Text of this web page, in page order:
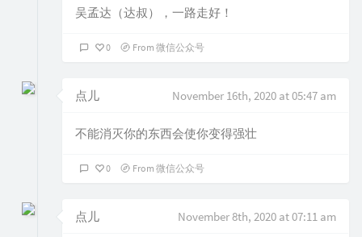
吴孟达（达叔），一路走好！
0 From 微信公众号
点儿 November 16th, 2020 at 05:47 am
不能消灭你的东西会使你变得强壮
0 From 微信公众号
点儿 November 8th, 2020 at 07:11 am